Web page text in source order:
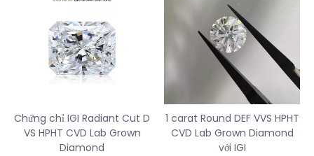
Chứng chỉ IGI Radiant Cut D
VS HPHT CVD Lab Grown
Diamond
1 carat Round DEF VVS HPHT
CVD Lab Grown Diamond
với IGI